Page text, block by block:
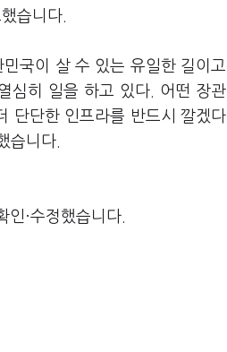
습니다.
국이 살 수 있는 유일한 길이고
심히 일을 하고 있다. 어떤 장관
단단한 인프라를 반드시 깔겠다
습니다.
·수정했습니다.